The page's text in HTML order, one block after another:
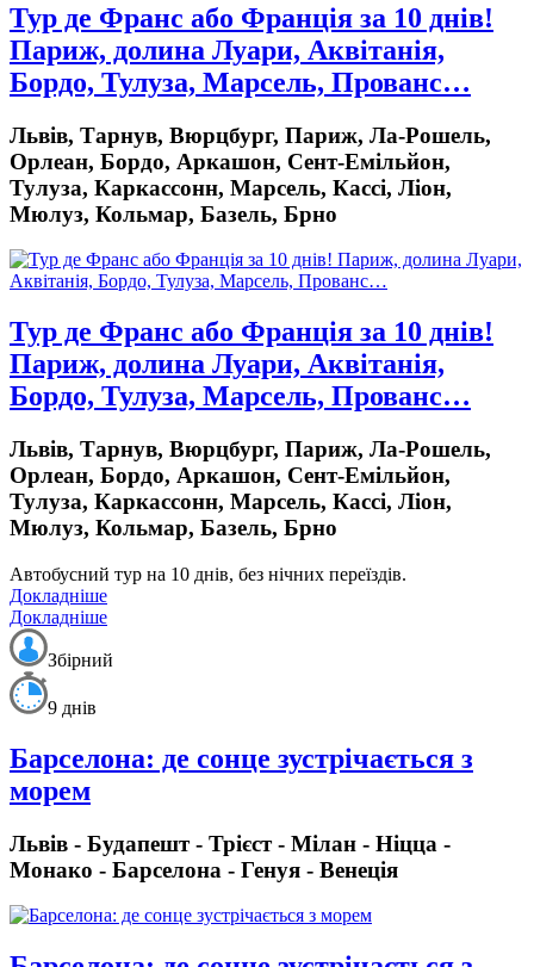
Тур де Франс або Франція за 10 днів!
Париж, долина Луари, Аквітанія,
Бордо, Тулуза, Марсель, Прованс…
Львів, Тарнув, Вюрцбург, Париж, Ла-Рошель,
Орлеан, Бордо, Аркашон, Сент-Емільйон,
Тулуза, Каркассонн, Марсель, Кассі, Ліон,
Мюлуз, Кольмар, Базель, Брно
Тур де Франс або Франція за 10 днів!
Париж, долина Луари, Аквітанія,
Бордо, Тулуза, Марсель, Прованс…
Львів, Тарнув, Вюрцбург, Париж, Ла-Рошель,
Орлеан, Бордо, Аркашон, Сент-Емільйон,
Тулуза, Каркассонн, Марсель, Кассі, Ліон,
Мюлуз, Кольмар, Базель, Брно
Автобусний тур на 10 днів, без нічних переїздів.
Докладніше
Докладніше
Збірний
9 днів
Барселона: де сонце зустрічається з
морем
Львів - Будапешт - Трієст - Мілан - Ніцца -
Монако - Барселона - Генуя - Венеція